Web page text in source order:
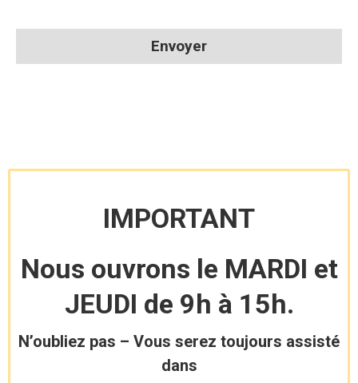
mentions
IMPORTANT
Nous ouvrons le MARDI et
JEUDI de 9h à 15h.
N’oubliez pas – Vous serez toujours assisté
dans